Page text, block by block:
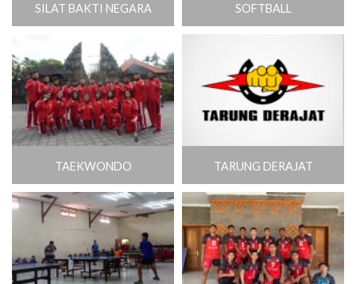
SILAT BAKTI NEGARA SOFTBALL
TAEKWONDO TARUNG DERAJAT